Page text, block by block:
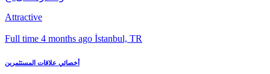
Attractive
Full time 4 months ago İstanbul, TR
أخصائي علاقات المستثمرين